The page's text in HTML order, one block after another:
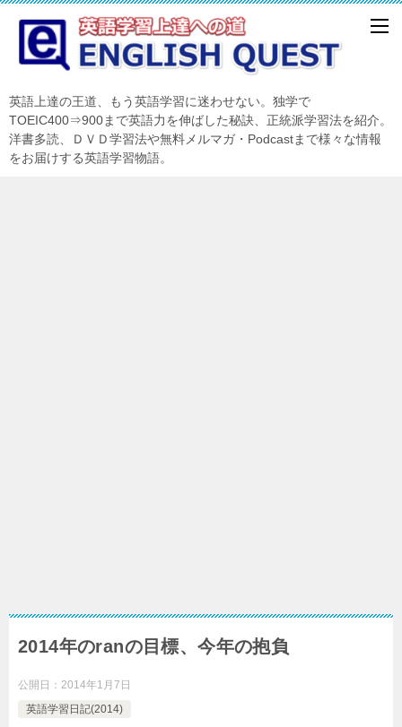
英語上達の王道、もう英語学習に迷わせない。独学で
TOEIC400⇒900まで英語力を伸ばした秘訣、正統派学習法を紹介。
洋書多読、ＤＶＤ学習法や無料メルマガ・Podcastまで様々な情報
をお届けする英語学習物語。
2014年のranの目標、今年の抱負
公開日： 2014年1月7日
英語学習日記(2014)